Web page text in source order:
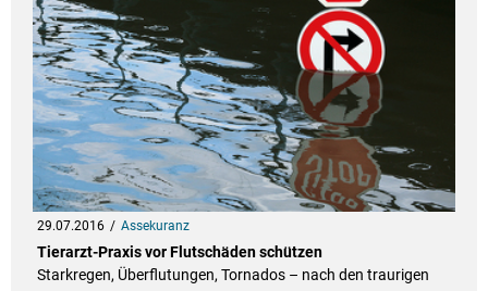
29.07.2016 Assekuranz
Tierarzt-Praxis vor Flutschäden schützen
Starkregen, Überflutungen, Tornados – nach den traurigen